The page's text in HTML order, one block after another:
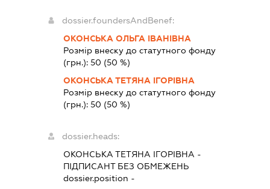
dossier.foundersAndBenef:
ОКОНСЬКА ОЛЬГА ІВАНІВНА
Розмір внеску до статутного фонду
(грн.):50 (50 %)
ОКОНСЬКА ТЕТЯНА ІГОРІВНА
Розмір внеску до статутного фонду
(грн.):50 (50 %)
dossier.heads:
ОКОНСЬКА ТЕТЯНА ІГОРІВНА -
ПІДПИСАНТБЕЗ ОБМЕЖЕНЬ
dossier.position -